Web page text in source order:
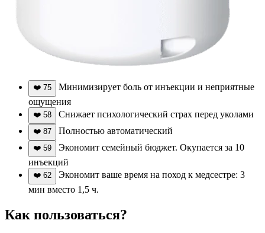
❤️ 75
Минимизирует боль от инъекции и неприятные
ощущения
❤️ 58 Снижает психологический страх перед уколами
❤️ 87 Полностью автоматический
❤️ 59
Экономит семейный бюджет. Окупается за 10
инъекций
❤️ 62
Экономит ваше время на поход к медсестре: 3
мин вместо 1,5 ч.
Как пользоваться?